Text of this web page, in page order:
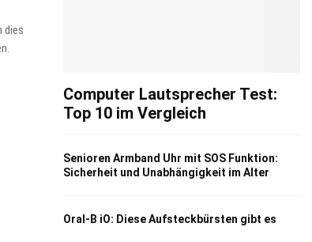
dies
Computer Lautsprecher Test:
Top 10 im Vergleich
Senioren Armband Uhr mit SOS Funktion:
Sicherheit und Unabhängigkeit im Alter
Oral-B iO: Diese Aufsteckbürsten gibt es